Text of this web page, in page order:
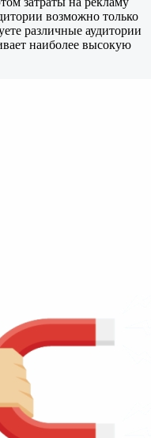
возможно только
различные аудитории
наиболее высокую